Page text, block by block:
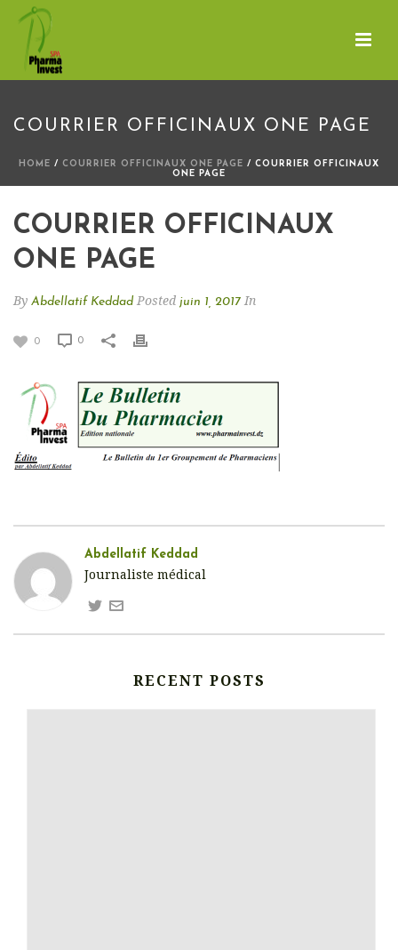
COURRIER OFFICINAUX ONE PAGE
HOME / COURRIER OFFICINAUX ONE PAGE / COURRIER OFFICINAUX
ONE PAGE
COURRIER OFFICINAUX
ONE PAGE
By Abdellatif Keddad Posted juin 1, 2017 In
0 0
Abdellatif Keddad
Journaliste médical
RECENT POSTS